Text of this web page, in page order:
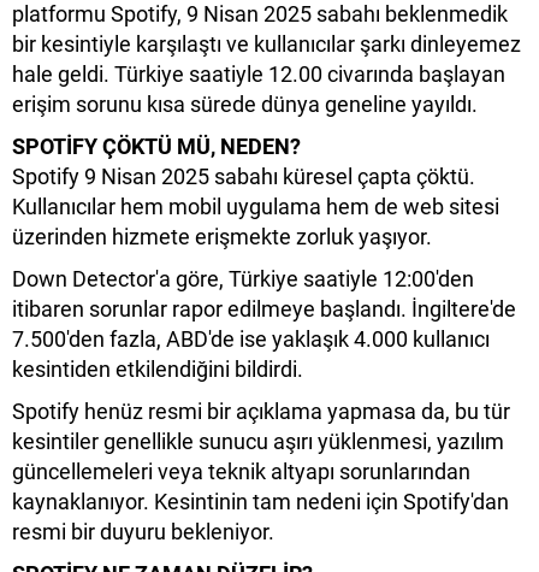
platformu Spotify, 9 Nisan 2025 sabahı beklenmedik
bir kesintiyle karşılaştı ve kullanıcılar şarkı dinleyemez
hale geldi. Türkiye saatiyle 12.00 civarında başlayan
erişim sorunu kısa sürede dünya geneline yayıldı.
SPOTİFY ÇÖKTÜ MÜ, NEDEN?
Spotify 9 Nisan 2025 sabahı küresel çapta çöktü.
Kullanıcılar hem mobil uygulama hem de web sitesi
üzerinden hizmete erişmekte zorluk yaşıyor.
Down Detector'a göre, Türkiye saatiyle 12:00'den
itibaren sorunlar rapor edilmeye başlandı. İngiltere'de
7.500'den fazla, ABD'de ise yaklaşık 4.000 kullanıcı
kesintiden etkilendiğini bildirdi.
Spotify henüz resmi bir açıklama yapmasa da, bu tür
kesintiler genellikle sunucu aşırı yüklenmesi, yazılım
güncellemeleri veya teknik altyapı sorunlarından
kaynaklanıyor. Kesintinin tam nedeni için Spotify'dan
resmi bir duyuru bekleniyor.